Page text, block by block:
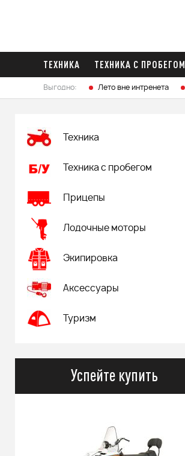
ТЕХНИКА ТЕХНИКА С ПРОБЕГОМ
Выгодно: Лето вне интренета
Техника
Техника с пробегом
Прицепы
Лодочные моторы
Экипировка
Аксессуары
Туризм
Успейте купить